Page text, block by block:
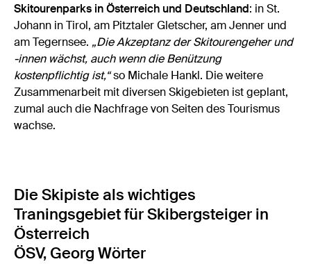
Skitourenparks in Österreich und Deutschland: in St.
Johann in Tirol, am Pitztaler Gletscher, am Jenner und
am Tegernsee. „Die Akzeptanz der Skitourengeher und
-innen wächst, auch wenn die Benützung
kostenpflichtig ist,“so Michale Hankl. Die weitere
Zusammenarbeit mit diversen Skigebieten ist geplant,
zumal auch die Nachfrage von Seiten des Tourismus
wachse.
Die Skipiste als wichtiges
Traningsgebiet für Skibergsteiger in
Österreich
ÖSV, Georg Wörter